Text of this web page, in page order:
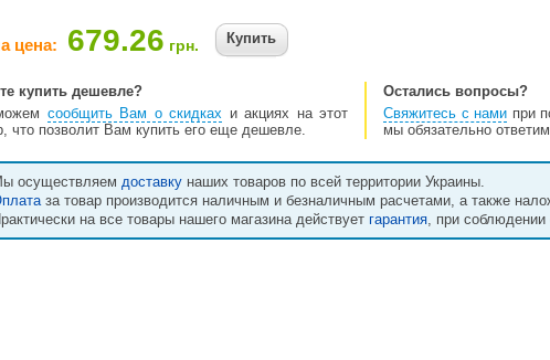
цена: 679.26 грн. Купить
купить дешевле?
сообщить Вам о скидках и акциях на этот
что позволит Вам купить его еще дешевле.
Остались вопросы?
Свяжитесь с нами при
мы обязательно
осуществляем доставку наших товаров по всей территории Украины.
за товар производится наличным и безналичным расчетами, а также
на все товары нашего магазина действует гарантия, при